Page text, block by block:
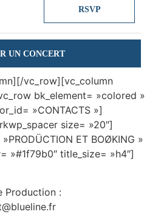
RSVP
UN CONCERT
vc_row][vc_column
bk_element= »colored »
»CONTACTS »]
size= »20″]
ET BOØKING »
»#1f79b0″ title_size= »h4″]
Production :